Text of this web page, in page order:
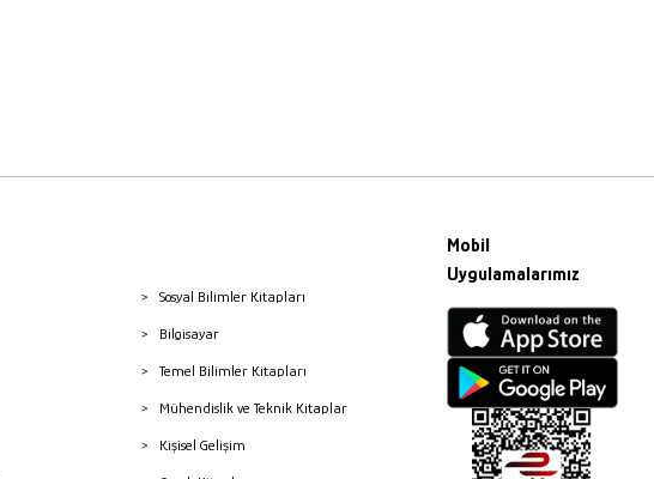
Sosyal Bilimler Kitapları
Bilgisayar
Temel Bilimler Kitapları
Mühendislik ve Teknik Kitaplar
Kişisel Gelişim
Mobil
Uygulamalarımız